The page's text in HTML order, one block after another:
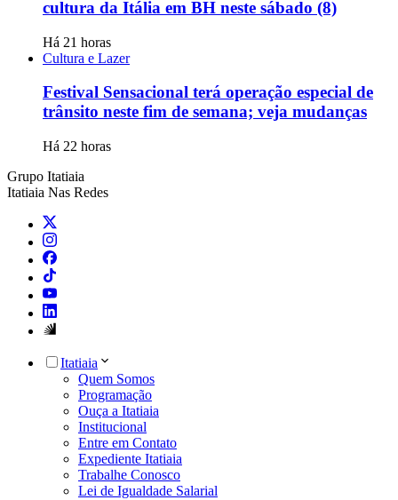
cultura da Itália em BH neste sábado (8)
Há 21 horas
Cultura e Lazer
Festival Sensacional terá operação especial de
trânsito neste fim de semana; veja mudanças
Há 22 horas
Grupo Itatiaia
Itatiaia Nas Redes
Itatiaia
Quem Somos
Programação
Ouça a Itatiaia
Institucional
Entre em Contato
Expediente Itatiaia
Trabalhe Conosco
Lei de Igualdade Salarial